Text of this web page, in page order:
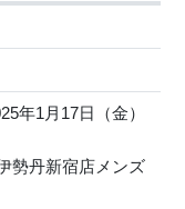
年1月17日（金）
勢丹新宿店メンズ